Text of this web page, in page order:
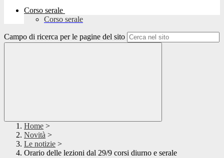
Corso serale
Corso serale
Campo di ricerca per le pagine del sito
Home >
Novità >
Le notizie >
Orario delle lezioni dal 29/9 corsi diurno e serale